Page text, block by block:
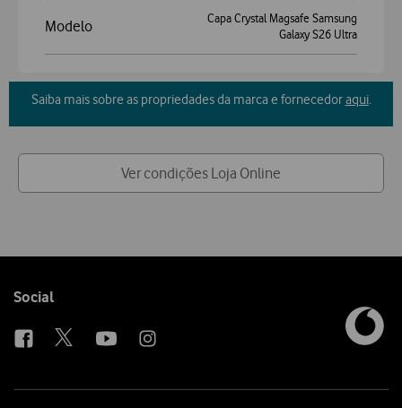
Modelo
Capa Crystal Magsafe Samsung
Galaxy S26 Ultra
Saiba mais sobre as propriedades da marca e fornecedoraqui.
Ver condições Loja Online
Follow
Social